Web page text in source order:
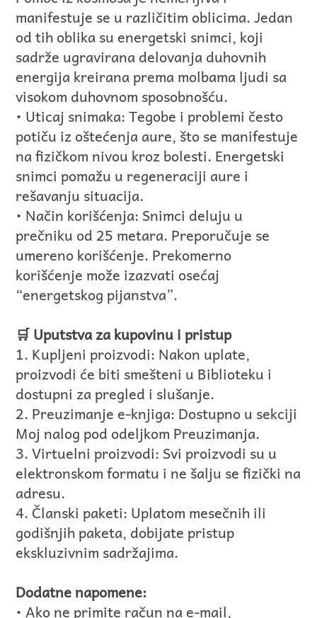
manifestuje se u različitim oblicima. Jedan
od tih oblika su energetski snimci, koji
sadrže ugravirana delovanja duhovnih
energija kreirana prema molbama ljudi sa
visokom duhovnom sposobnošću.
• Uticaj snimaka: Tegobe i problemi često
potiču iz oštećenja aure, što se manifestuje
na fizičkom nivou kroz bolesti. Energetski
snimci pomažu u regeneraciji aure i
rešavanju situacija.
• Način korišćenja: Snimci deluju u
prečniku od 25 metara. Preporučuje se
umereno korišćenje. Prekomerno
korišćenje može izazvati osećaj
“energetskog pijanstva”.
🛒 Uputstva za kupovinu i pristup
1. Kupljeni proizvodi: Nakon uplate,
proizvodi će biti smešteni u Biblioteku i
dostupni za pregled i slušanje.
2. Preuzimanje e-knjiga: Dostupno u sekciji
Moj nalog pod odeljkom Preuzimanja.
3. Virtuelni proizvodi: Svi proizvodi su u
elektronskom formatu i ne šalju se fizički na
adresu.
4. Članski paketi: Uplatom mesečnih ili
godišnjih paketa, dobijate pristup
ekskluzivnim sadržajima.
Dodatne napomene:
• Ako ne primite račun na e-mail,